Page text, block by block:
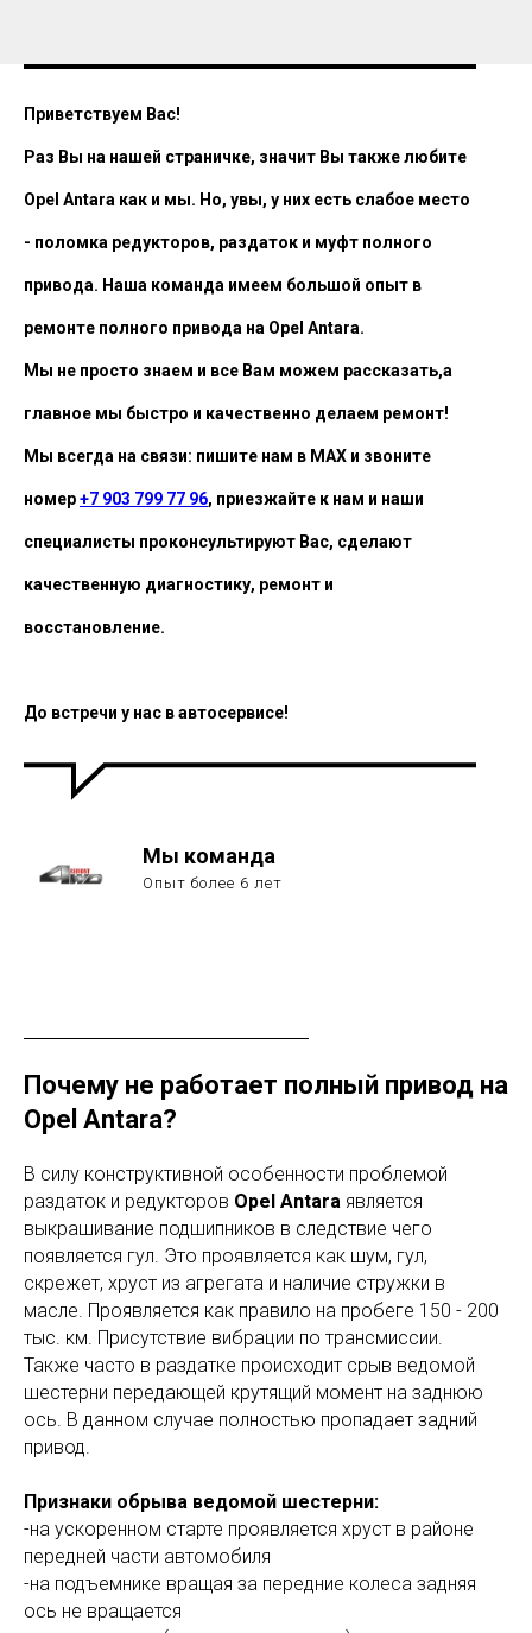
Приветствуем Вас!
Раз Вы на нашей страничке, значит Вы также любите
Opel Antara как и мы. Но, увы, у них есть слабое место
- поломка редукторов, раздаток и муфт полного
привода. Наша команда имеем большой опыт в
ремонте полного привода на Opel Antara.
Мы не просто знаем и все Вам можем рассказать,а
главное мы быстро и качественно делаем ремонт!
Мы всегда на связи: пишите нам в MAX и звоните
номер+7 903 799 77 96, приезжайте к нам и наши
специалисты проконсультируют Вас, сделают
качественную диагностику, ремонт и
восстановление.
До встречи у нас в автосервисе!
Мы команда
Опыт более 6 лет
Почему не работает полный привод на
Opel Antara?
В силу конструктивной особенности проблемой
раздаток и редукторов Opel Antara является
выкрашивание подшипников в следствие чего
появляется гул. Это проявляется как шум, гул,
скрежет, хруст из агрегата и наличие стружки в
масле. Проявляется как правило на пробеге 150 - 200
тыс. км. Присутствие вибрации по трансмиссии.
Также часто в раздатке происходит срыв ведомой
шестерни передающей крутящий момент на заднюю
ось. В данном случае полностью пропадает задний
привод.
Признаки обрыва ведомой шестерни:
-на ускоренном старте проявляется хруст в районе
передней части автомобиля
-на подъемнике вращая за передние колеса задняя
ось не вращается